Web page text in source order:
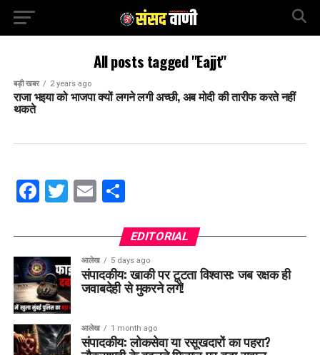
All posts tagged "Eajjt"
बड़ी खबर 2 years ago
राजा भइया को भाजपा क्यों लगने लगी अच्छी, अब मोदी की तारीफ करते नहीं
थकते
Facebook
Twitter
EmailShare
EDITORIAL
आलेख 5 days ago
संपादकीय: खाकी पर टूटता विश्वास: जब रक्षक ही
जवाबदेही से मुकरने लगें!
आलेख 1 month ago
संपादकीय: लोकसेवा या रसूखदारों का पहरा?